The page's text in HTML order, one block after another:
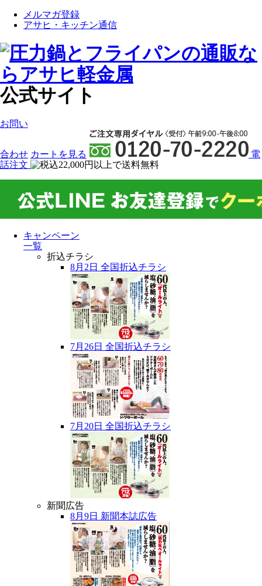
メルマガ登録
アサヒ・キッチン通信
公式サイト
お問い
合わせ カート を見る
電
話注文
キャンペーン
一覧
折込チラシ
8月2日 全国折込チラシ
7月26日 全国折込チラシ
7月20日 全国折込チラシ
新聞広告
8月9日 新聞本誌広告